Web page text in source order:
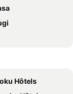
Tamatsukuri International
Matsue New Urban
Marina
Hôtels